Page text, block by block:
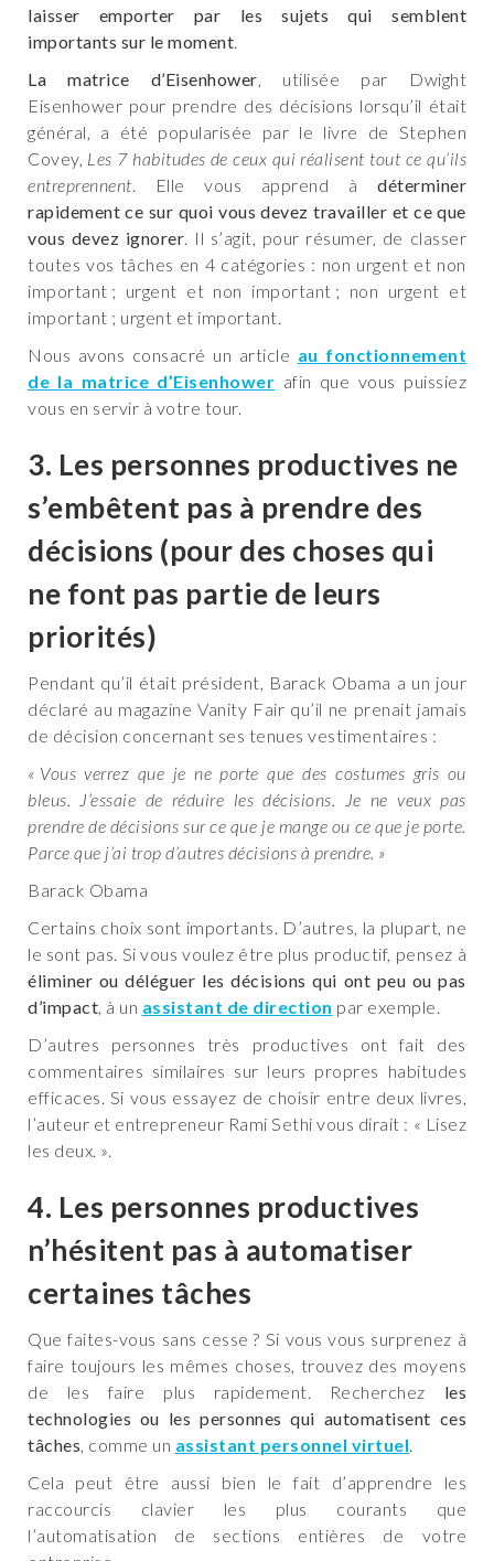
laisser emporter par les sujets qui semblent
importants sur le moment.
La matrice d’Eisenhower, utilisée par Dwight
Eisenhower pour prendre des décisions lorsqu’il était
général, a été popularisée par le livre de Stephen
Covey, Les 7 habitudes de ceux qui réalisent tout ce qu’ils
entreprennent. Elle vous apprend à déterminer
rapidement ce sur quoi vous devez travailler et ce que
vous devez ignorer. Il s’agit, pour résumer, de classer
toutes vos tâches en 4 catégories : non urgent et non
important ; urgent et non important ; non urgent et
important ; urgent et important.
Nous avons consacré un article au fonctionnement
de la matrice d’Eisenhower afin que vous puissiez
vous en servir à votre tour.
3. Les personnes productives ne
s’embêtent pas à prendre des
décisions (pour des choses qui
ne font pas partie de leurs
priorités)
Pendant qu’il était président, Barack Obama a un jour
déclaré au magazine Vanity Fair qu’il ne prenait jamais
de décision concernant ses tenues vestimentaires :
« Vous verrez que je ne porte que des costumes gris ou
bleus. J’essaie de réduire les décisions. Je ne veux pas
prendre de décisions sur ce que je mange ou ce que je porte.
Parce que j’ai trop d’autres décisions à prendre. »
Barack Obama
Certains choix sont importants. D’autres, la plupart, ne
le sont pas. Si vous voulez être plus productif, pensez à
éliminer ou déléguer les décisions qui ont peu ou pas
d’impact, à un assistant de direction par exemple.
D’autres personnes très productives ont fait des
commentaires similaires sur leurs propres habitudes
efficaces. Si vous essayez de choisir entre deux livres,
l’auteur et entrepreneur Rami Sethi vous dirait : « Lisez
les deux. ».
4. Les personnes productives
n’hésitent pas à automatiser
certaines tâches
Que faites-vous sans cesse ? Si vous vous surprenez à
faire toujours les mêmes choses, trouvez des moyens
de les faire plus rapidement. Recherchez les
technologies ou les personnes qui automatisent ces
tâches, comme un assistant personnel virtuel.
Cela peut être aussi bien le fait d’apprendre les
raccourcis clavier les plus courants que
l’automatisation de sections entières de votre